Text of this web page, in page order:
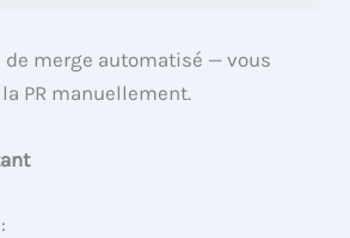
merge automatisé — vous
PR manuellement.